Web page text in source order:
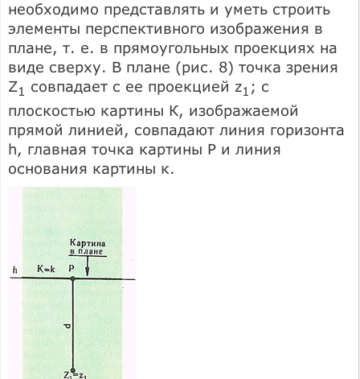
необходимо представлять и уметь строить
элементы перспективного изображения в
плане, т. е. в прямоугольных проекциях на
виде сверху. В плане (рис. 8) точка зрения
Z1 совпадает с ее проекцией z1 ; с
плоскостью картины К, изображаемой
прямой линией, совпадают линия горизонта
h, главная точка картины Р и линия
основания картины к.